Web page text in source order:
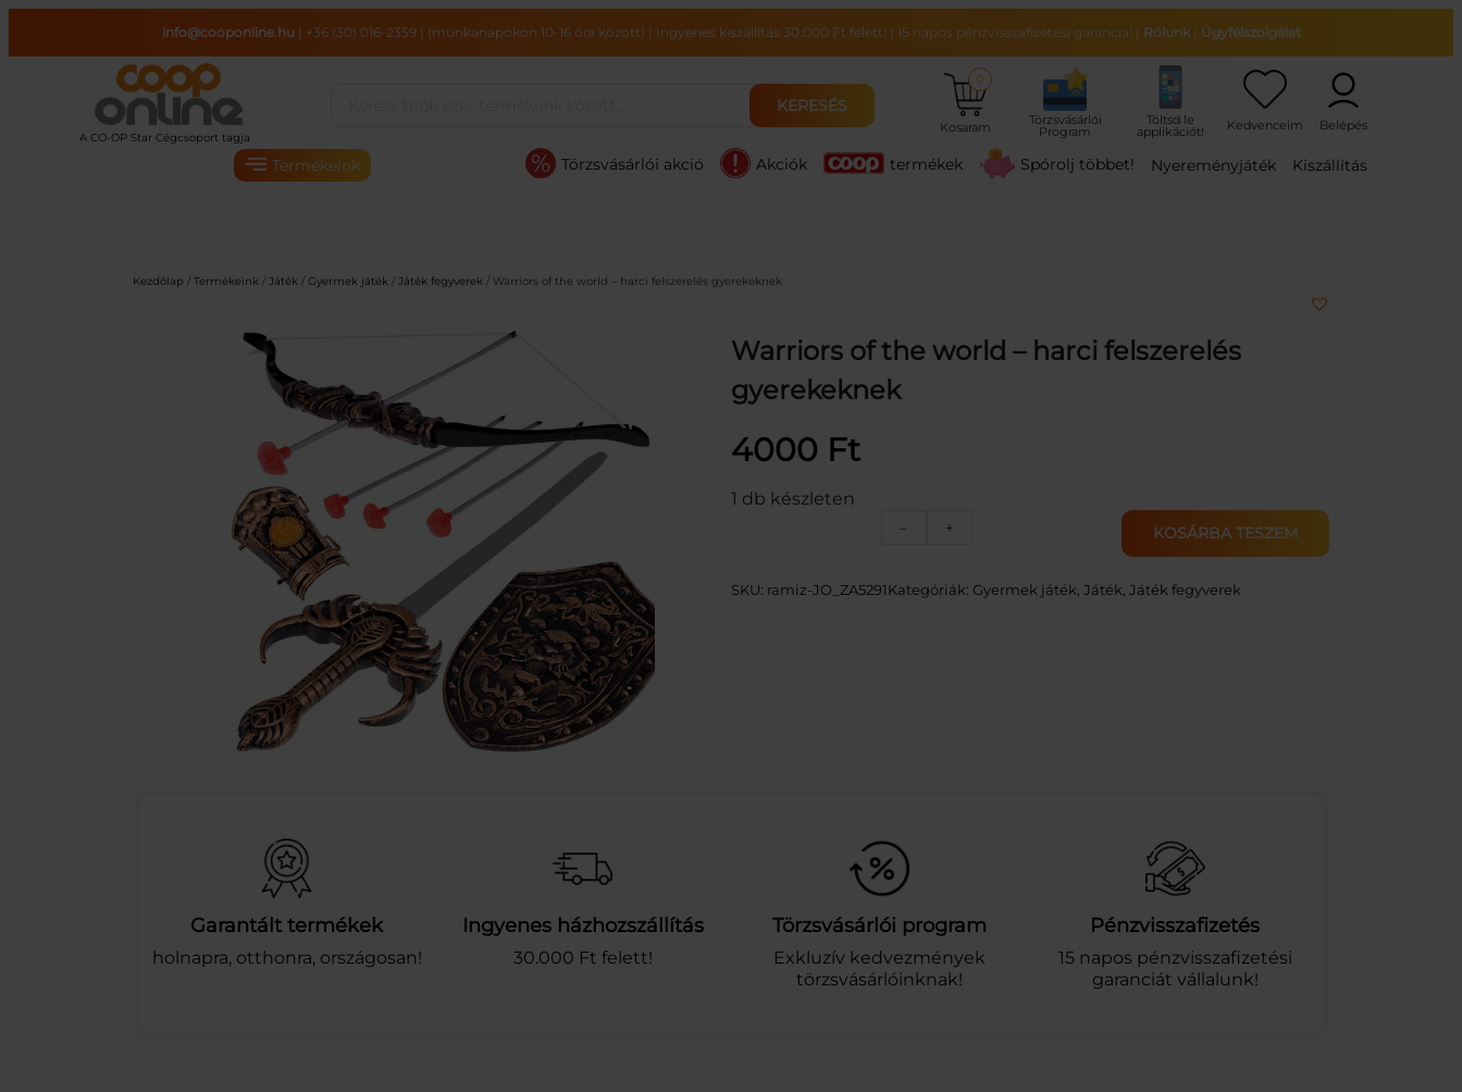
tartalomhoz
info@cooponline.hu | +36 (30) 016-2359| (munkanapokon 10-16 óra között) | Ingyenes kiszállítás 30.000 Ft felett! | 15 napos pénzvisszafizetési garancia! | Rólunk| Ügyfélszolgálat
KERESÉS
Kosaram
0
Termékeink Törzsvásárlói akció Akciók termékek Spórolj többet! Nyereményjáték Kiszállítás
Kezdőlap / Termékeink / Játék / Gyermek játék / Játék fegyverek / Warriors of the world – harci felszerelés gyerekeknek
Warriors of the world – harci felszerelés
gyerekeknek
4000 Ft
1 db készleten
–
r
h
a
r
+ KOSÁRBA TESZEM
SKU: ramiz-JO_ZA5291Kategóriák: Gyermek játék Játék Játék fegyverek
Garantált termékek
holnapra, otthonra, országosan!
Ingyenes házhozszállítás
30.000 Ft felett!
Törzsvásárlói program
Exkluzív kedvezmények
törzsvásárlóinknak!
Pénzvisszafizetés
15 napos pénzvisszafizetési
garanciát vállalunk!